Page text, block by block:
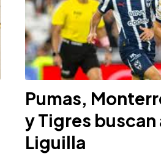
Pumas,
y Tigres buscan
Liguilla